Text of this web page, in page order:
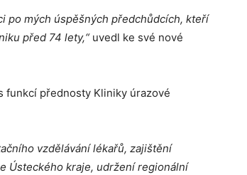
po mých úspěšných předchůdcích, kteří
před 74 lety,“ uvedl ke své nové
funkcí přednosty Kliniky úrazové
vzdělávání lékařů, zajištění
Ústeckého kraje, udržení regionální